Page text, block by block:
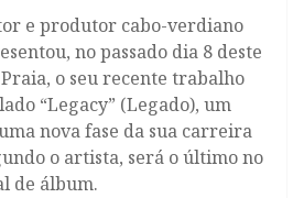
e produtor cabo-verdiano
no passado dia 8 deste
o seu recente trabalho
“Legacy” (Legado), um
nova fase da sua carreira
o artista, será o último no
de álbum.